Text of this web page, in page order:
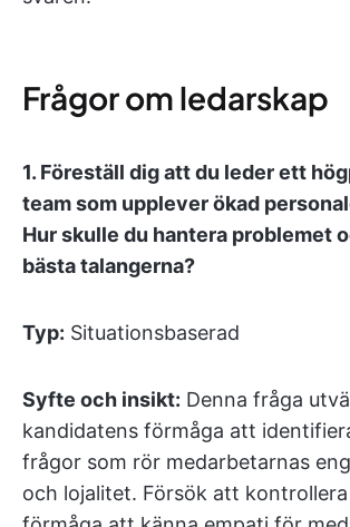
Frågor om ledarskap
1. Föreställ dig att du leder ett
team som upplever ökad
Hur skulle du hantera problemet
bästa talangerna?
Typ: Situationsbaserad
Syfte och insikt: Denna fråga
kandidatens förmåga att
frågor som rör medarbetarnas
och lojalitet. Försök att